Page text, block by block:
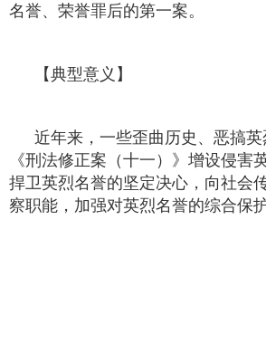
名誉、荣誉罪后的第一案。
【典型意义】
近年来，一些歪曲历史、恶搞
《刑法修正案（十一）》增设侵
捍卫英烈名誉的坚定决心，向社会
察职能，加强对英烈名誉的综合保